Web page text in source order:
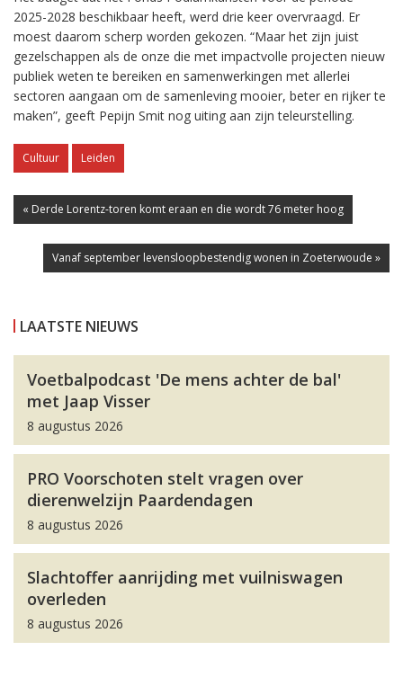
2025-2028 beschikbaar heeft, werd drie keer overvraagd. Er
moest daarom scherp worden gekozen. “Maar het zijn juist
gezelschappen als de onze die met impactvolle projecten nieuw
publiek weten te bereiken en samenwerkingen met allerlei
sectoren aangaan om de samenleving mooier, beter en rijker te
maken”, geeft Pepijn Smit nog uiting aan zijn teleurstelling.
Cultuur Leiden
« Derde Lorentz-toren komt eraan en die wordt 76 meter hoog
Vanaf september levensloopbestendig wonen in Zoeterwoude »
LAATSTE NIEUWS
Voetbalpodcast 'De mens achter de bal'
met Jaap Visser
8 augustus 2026
PRO Voorschoten stelt vragen over
dierenwelzijn Paardendagen
8 augustus 2026
Slachtoffer aanrijding met vuilniswagen
overleden
8 augustus 2026